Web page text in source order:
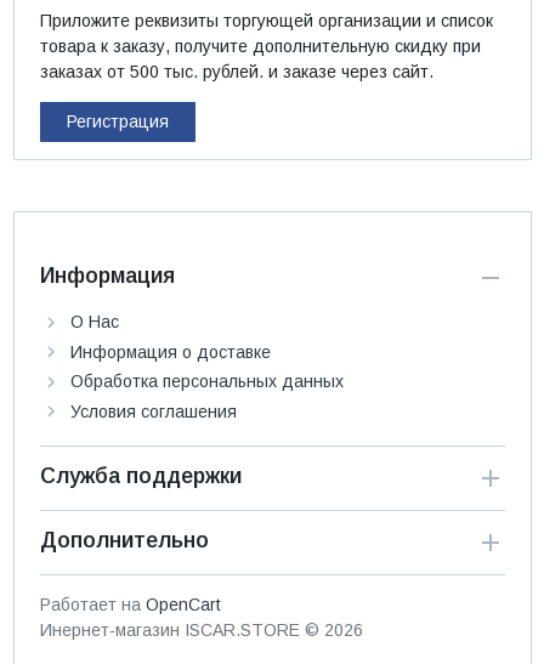
Приложите реквизиты торгующей организации и список
товара к заказу, получите дополнительную скидку при
заказах от 500 тыс. рублей. и заказе через сайт.
Регистрация
Информация
О Нас
Информация о доставке
Обработка персональных данных
Условия соглашения
Служба поддержки
Дополнительно
Работает на OpenCart
Инернет-магазин ISCAR.STORE © 2026